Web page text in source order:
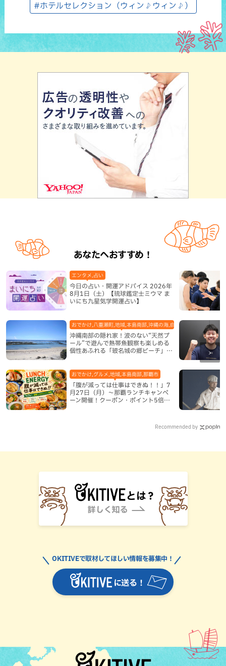
#ホテルセレクション（ウィン♪ウィン♪）
あなたへおすすめ！
今日の占い・開運アドバイス 2026年
8月1日（土）【琉球鑑定士ミウマ ま
いにち九星気学開運占い】
エンタメ,占い
沖縄南部の隠れ家！波のない“天然プ
ール”で遊んで熱帯魚観察も楽しめる
個性あふれる「玻名城の郷ビーチ」
おでかけ,八重瀬町,地域,本島南部,沖縄の海,自然
「腹が減っては仕事はできぬ！！」7
月27日（月）〜那覇ランチキャンペ
ーン開催！クーポン・ポイント5倍・
おでかけ,グルメ,地域,本島南部,那覇市
Recommended by
に送る！
OKITIVEで取材してほしい情報を募集中！